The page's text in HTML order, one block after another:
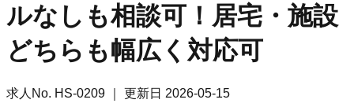
ルなしも相談可！居宅・施設
どちらも幅広く対応可
求人No. HS-0209 ｜ 更新日 2026-05-15